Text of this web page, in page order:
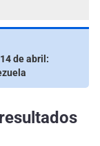
de abril: